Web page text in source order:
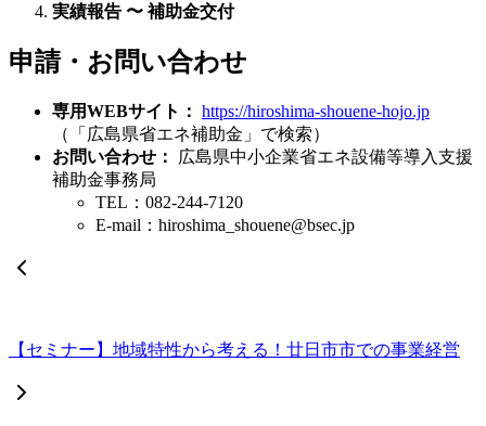
実績報告 〜 補助金交付
申請・お問い合わせ
専用WEBサイト： https://hiroshima-shouene-hojo.jp
（「広島県省エネ補助金」で検索）
お問い合わせ：
広島県中小企業省エネ設備等導入支援
補助金事務局
TEL：082-244-7120
E-mail：hiroshima_shouene@bsec.jp
【セミナー】地域特性から考える！廿日市市での事業経営